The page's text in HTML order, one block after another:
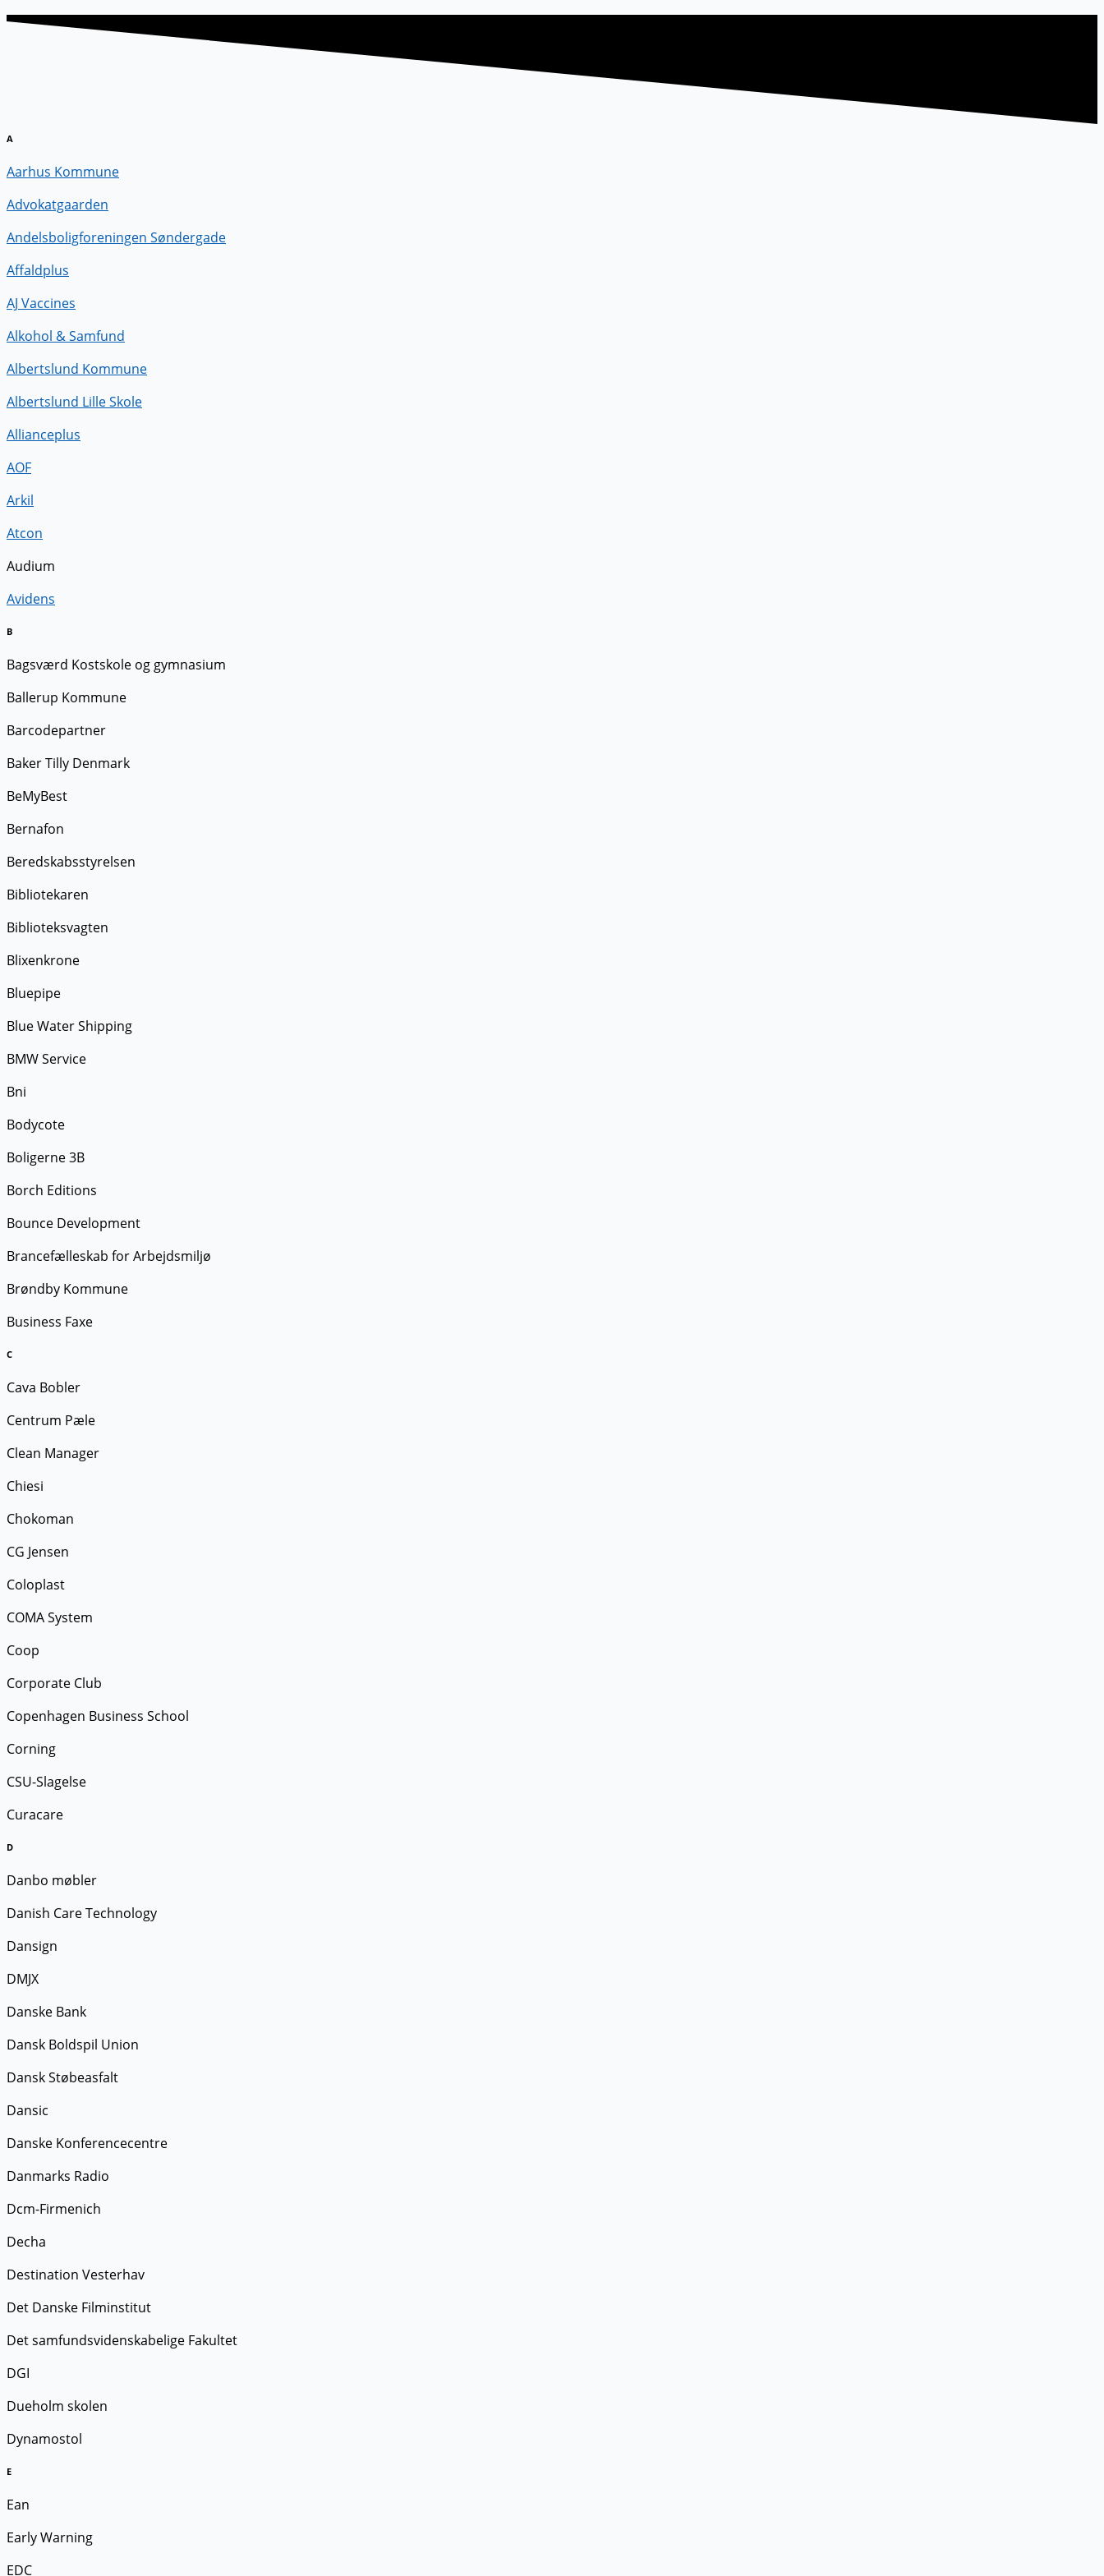
A
Aarhus Kommune
Advokatgaarden
Andelsboligforeningen Søndergade
Affaldplus
AJ Vaccines
Alkohol & Samfund
Albertslund Kommune
Albertslund Lille Skole
Allianceplus
AOF
Arkil
Atcon
Audium
Avidens
B
Bagsværd Kostskole og gymnasium
Ballerup Kommune
Barcodepartner
Baker Tilly Denmark
BeMyBest
Bernafon
Beredskabsstyrelsen
Bibliotekaren
Biblioteksvagten
Blixenkrone
Bluepipe
Blue Water Shipping
BMW Service
Bni
Bodycote
Boligerne 3B
Borch Editions
Bounce Development
Brancefælleskab for Arbejdsmiljø
Brøndby Kommune
Business Faxe
C
Cava Bobler
Centrum Pæle
Clean Manager
Chiesi
Chokoman
CG Jensen
Coloplast
COMA System
Coop
Corporate Club
Copenhagen Business School
Corning
CSU-Slagelse
Curacare
D
Danbo møbler
Danish Care Technology
Dansign
DMJX
Danske Bank
Dansk Boldspil Union
Dansk Støbeasfalt
Dansic
Danske Konferencecentre
Danmarks Radio
Dcm-Firmenich
Decha
Destination Vesterhav
Det Danske Filminstitut
Det samfundsvidenskabelige Fakultet
DGI
Dueholm skolen
Dynamostol
E
Ean
Early Warning
EDC